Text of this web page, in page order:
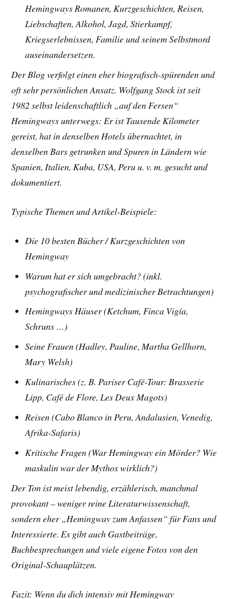
Hemingways Romanen, Kurzgeschichten, Reisen,
Liebschaften, Alkohol, Jagd, Stierkampf,
Kriegserlebnissen, Familie und seinem Selbstmord
auseinandersetzen.
Der Blog verfolgt einen eher biografisch-spürenden und
oft sehr persönlichen Ansatz. Wolfgang Stock ist seit
1982 selbst leidenschaftlich „auf den Fersen“
Hemingways unterwegs: Er ist Tausende Kilometer
gereist, hat in denselben Hotels übernachtet, in
denselben Bars getrunken und Spuren in Ländern wie
Spanien, Italien, Kuba, USA, Peru u. v. m. gesucht und
dokumentiert.
Typische Themen und Artikel-Beispiele:
Die 10 besten Bücher /Kurzgeschichten von
Hemingway
Warum hat er sich umgebracht? (inkl.
psychografischer und medizinischer Betrachtungen)
Hemingways Häuser (Ketchum, Finca Vigía,
Schruns …)
Seine Frauen (Hadley, Pauline, Martha Gellhorn,
Mary Welsh)
Kulinarisches (z. B. Pariser Café-Tour: Brasserie
Lipp, Café de Flore, Les Deux Magots)
Reisen (Cabo Blanco in Peru, Andalusien, Venedig,
Afrika-Safaris)
Kritische Fragen (War Hemingway ein Mörder? Wie
maskulin war der Mythos wirklich?)
Der Ton ist meist lebendig, erzählerisch, manchmal
provokant – weniger reine Literaturwissenschaft,
sondern eher „Hemingway zum Anfassen“ für Fans und
Interessierte. Es gibt auch Gastbeiträge,
Buchbesprechungen und viele eigene Fotos von den
Original-Schauplätzen.
Fazit: Wenn du dich intensiv mit Hemingway